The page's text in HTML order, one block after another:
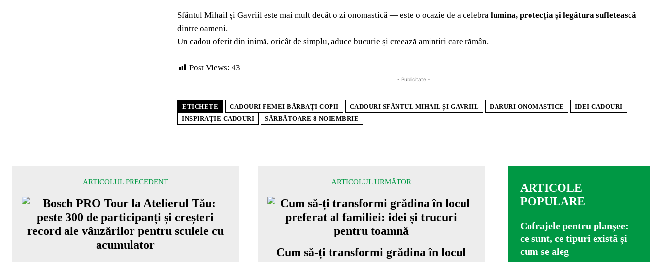
Sfântul Mihail și Gavriil este mai mult decât o zi onomastică — este o ocazie de a celebra lumina, protecția și legătura sufletească
dintre oameni.
Un cadou oferit din inimă, oricât de simplu, aduce bucurie și creează amintiri care rămân.
Post Views: 43
- Publicitate -
ETICHETE CADOURI FEMEI BĂRBAȚI COPII CADOURI SFÂNTUL MIHAIL ȘI GAVRIIL DARURI ONOMASTICE
IDEI CADOURI
INSPIRAȚIE CADOURI
SĂRBĂTOARE 8 NOIEMBRIE
ARTICOLUL PRECEDENT ARTICOLUL URMĂTOR
Cum să-ți transformi grădina în locul
ARTICOLE
POPULARE
Cofrajele pentru planșee:
ce sunt, ce tipuri există și
cum se aleg